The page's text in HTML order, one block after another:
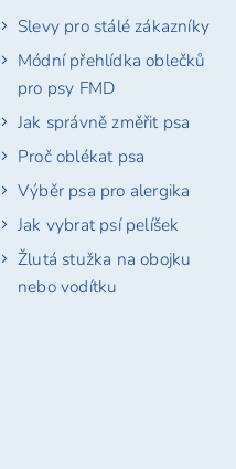
Slevy pro stálé zákazníky
Módní přehlídka oblečků
pro psy FMD
Jak správně změřit psa
Proč oblékat psa
Výběr psa pro alergika
Jak vybrat psí pelíšek
Žlutá stužka na obojku
nebo vodítku